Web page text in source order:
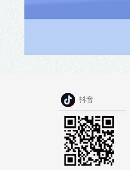
抖音